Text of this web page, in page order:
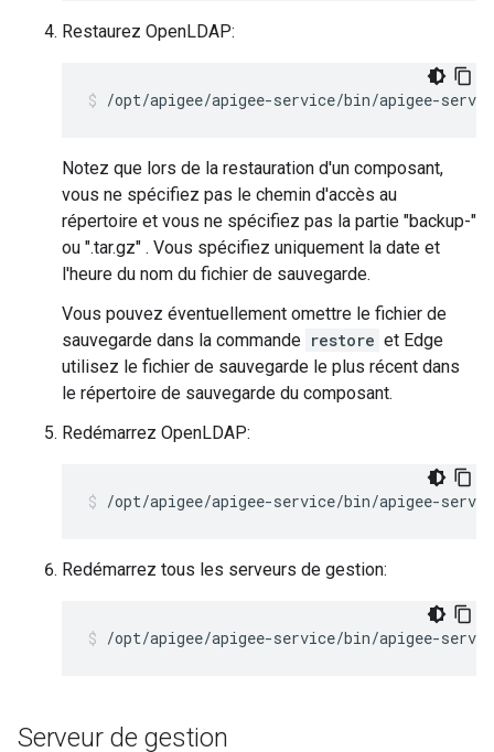
Restaurez OpenLDAP:
/opt/apigee/apigee-service/bin/apigee-
Notez que lors de la restauration d'un composant,
vous ne spécifiez pas le chemin d'accès au
répertoire et vous ne spécifiez pas la partie "backup-"
ou ".tar.gz" . Vous spécifiez uniquement la date et
l'heure du nom du fichier de sauvegarde.
Vous pouvez éventuellement omettre le fichier de
sauvegarde dans la commande restore et Edge
utilisez le fichier de sauvegarde le plus récent dans
le répertoire de sauvegarde du composant.
Redémarrez OpenLDAP:
/opt/apigee/apigee-service/bin/apigee-
Redémarrez tous les serveurs de gestion:
/opt/apigee/apigee-service/bin/apigee-
Serveur de gestion